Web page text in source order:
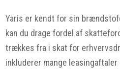
Yaris er kendt for sin
kan du drage fordel af
trækkes fra i skat for
inkluderer mange